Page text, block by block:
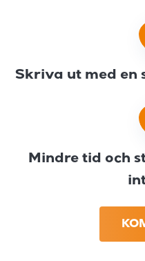
Skriva ut med
Mindre tid och